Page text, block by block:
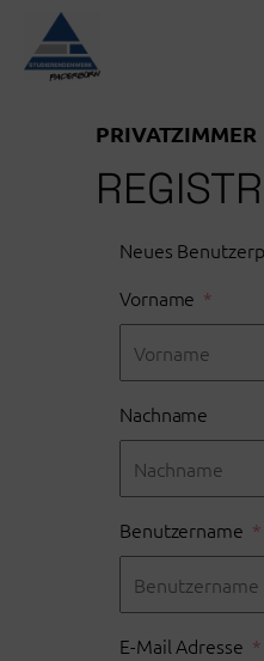
Inhalt
springen
PRIVATZIMMER
Neues
Vorname
Nachname
Benutzername
E-Mail Adresse